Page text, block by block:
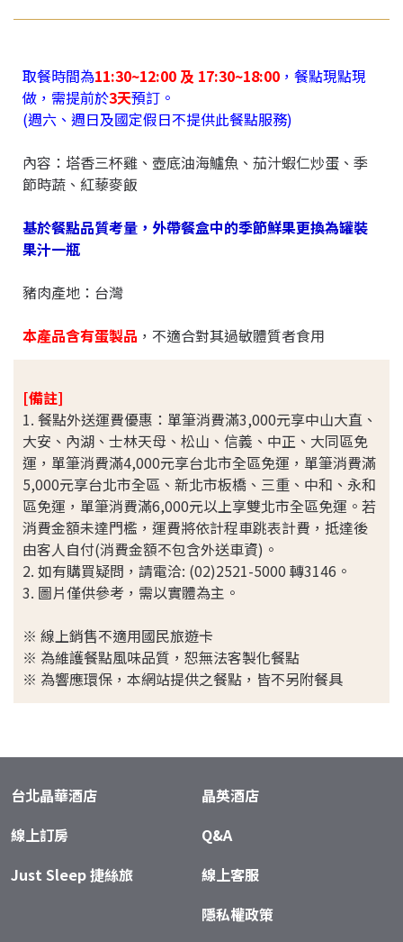
取餐時間為11:30~12:00及 17:30~18:00 ，餐點現點現
做，需提前於3天預訂。
(週六、週日及國定假日不提供此餐點服務)
內容：塔香三杯雞、壺底油海鱸魚、茄汁蝦仁炒蛋、季
節時蔬、紅藜麥飯
基於餐點品質考量，外帶餐盒中的季節鮮果更換為罐裝
果汁一瓶
豬肉產地：台灣
本產品含有蛋製品 ，不適合對其過敏體質者食用
[備註]
1. 餐點外送運費優惠：單筆消費滿3,000元享中山大直、
大安、內湖、士林天母、松山、信義、中正、大同區免
運，單筆消費滿4,000元享台北市全區免運，單筆消費滿
5,000元享台北市全區、新北市板橋、三重、中和、永和
區免運，單筆消費滿6,000元以上享雙北市全區免運。若
消費金額未達門檻，運費將依計程車跳表計費，抵達後
由客人自付(消費金額不包含外送車資)。
2. 如有購買疑問，請電洽: (02)2521-5000 轉3146。
3. 圖片僅供參考，需以實體為主。
※ 線上銷售不適用國民旅遊卡
※ 為維護餐點風味品質，恕無法客製化餐點
​※ 為響應環保，本網站提供之餐點，皆不另附餐具
台北晶華酒店
晶英酒店
線上訂房
Just Sleep 捷絲旅
Q&A
線上客服
隱私權政策